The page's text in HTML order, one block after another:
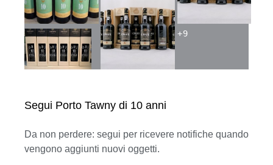
Segui Porto Tawny di 10 anni
Da non perdere: segui per ricevere notifiche quando
vengono aggiunti nuovi oggetti.
+9